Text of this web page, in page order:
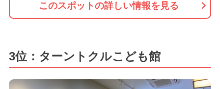
このスポットの詳しい情報を見る
3位：ターントクルこども館